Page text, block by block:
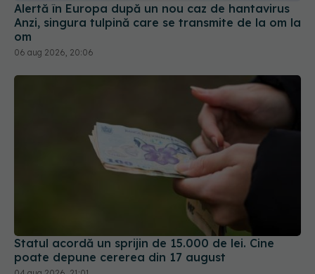
Alertă în Europa după un nou caz de hantavirus
Anzi, singura tulpină care se transmite de la om la
om
06 aug 2026, 20:06
Statul acordă un sprijin de 15.000 de lei. Cine
poate depune cererea din 17 august